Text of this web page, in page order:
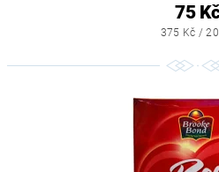
75
375 Kč /